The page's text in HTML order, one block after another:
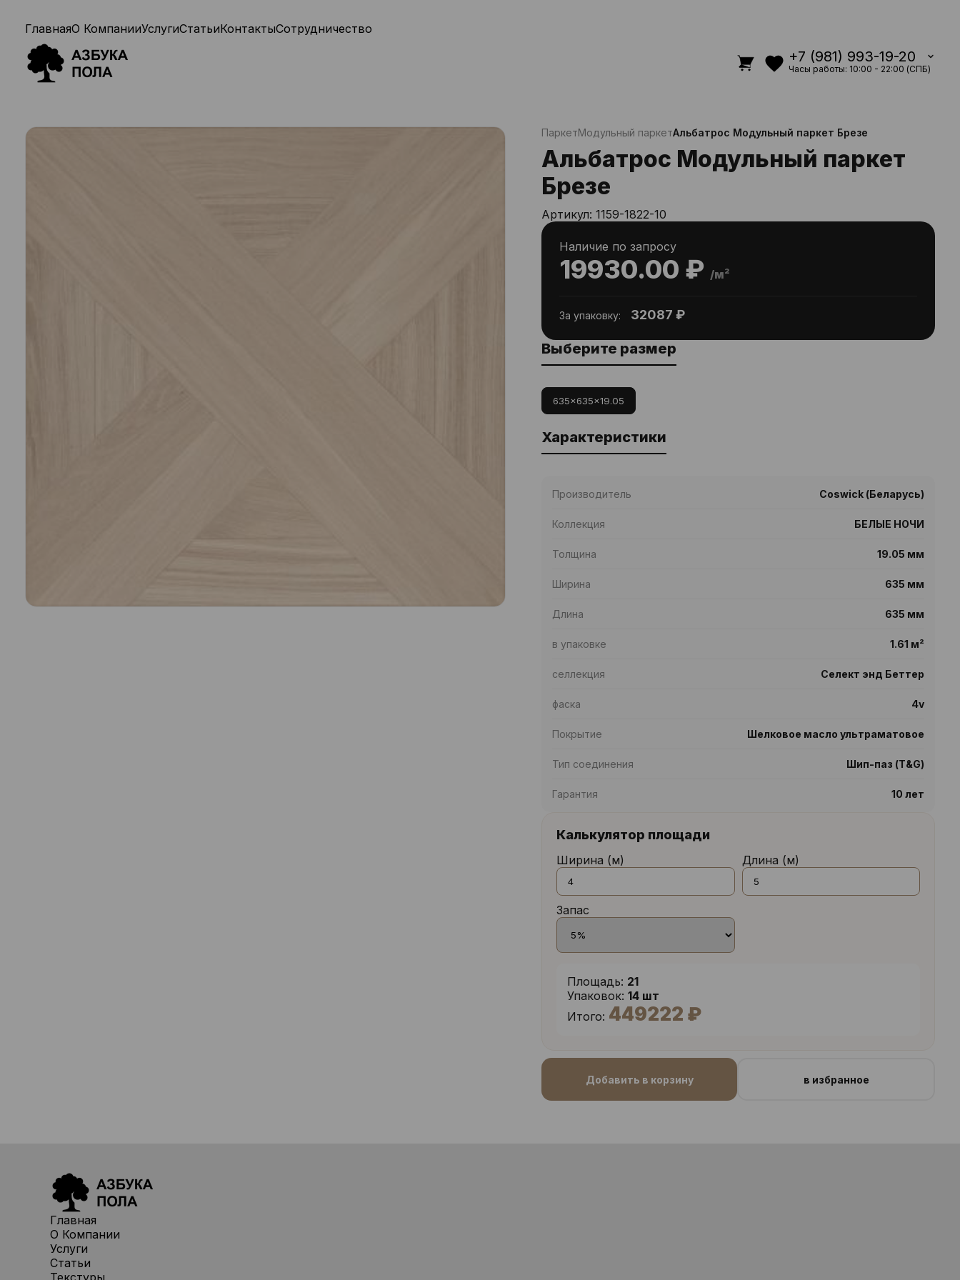
+7 (981) 993-19-20
Часы работы: 10:00 - 22:00 (СПБ)
ГлавнаяО КомпанииУслугиСтатьиКонтактыСотрудничество
ПаркетМодульный паркетАльбатрос Модульный паркет Брезе
Альбатрос Модульный паркет
Брезе
Артикул:1159-1822-10
19930.00 ₽ /м²
Наличие по запросу
За упаковку: 32087 ₽
Выберите размер
635x635x19.05
Характеристики
Производитель Coswick (Беларусь)
Коллекция БЕЛЫЕ НОЧИ
Толщина 19.05 мм
Ширина 635 мм
Длина 635 мм
в упаковке 1.61 м²
селлекция Селект энд Беттер
фаска 4v
Покрытие Шелковое масло ультраматовое
Тип соединения Шип-паз (T&G)
Гарантия 10 лет
Калькулятор площади
Ширина (м) Длина (м)
Запас
Площадь: 21
Упаковок: 14 шт
Итого: 449222 ₽
Добавить в корзину в избранное
Главная
О Компании
Услуги
Статьи
Текстуры